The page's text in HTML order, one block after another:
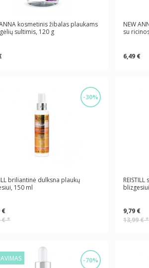
kosmetinis žibalas plaukams
sultimis, 120 g
NEW
su
6,49 €
-30%
briliantinė dulksna plaukų
150 ml
€
€*
9,79 €
13,99 €*
-70%